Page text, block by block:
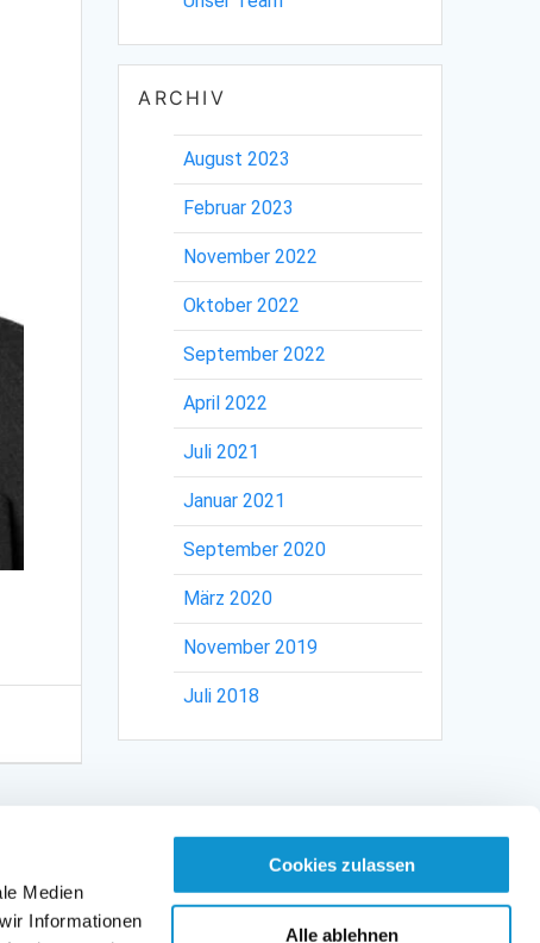
Medien
Informationen
Cookies zulassen
Alle ablehnen
ARCHIV
August 2023
Februar 2023
November 2022
Oktober 2022
September 2022
April 2022
Juli 2021
Januar 2021
September 2020
März 2020
November 2019
Juli 2018